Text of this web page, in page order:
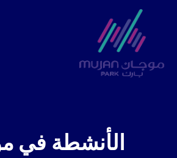
الأنشطة في